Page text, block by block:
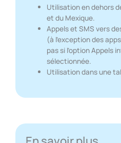
Utilisation en dehors
et du Mexique.
Appels et SMS vers
(à l’exception des
pas si l’option Appels
sélectionnée.
Utilisation dans une